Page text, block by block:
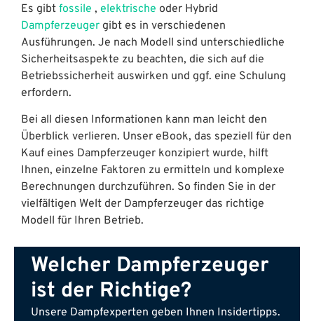
Es gibt fossile , elektrische oder Hybrid
Dampferzeuger gibt es in verschiedenen
Ausführungen. Je nach Modell sind unterschiedliche
Sicherheitsaspekte zu beachten, die sich auf die
Betriebssicherheit auswirken und ggf. eine Schulung
erfordern.
Bei all diesen Informationen kann man leicht den
Überblick verlieren. Unser eBook, das speziell für den
Kauf eines Dampferzeuger konzipiert wurde, hilft
Ihnen, einzelne Faktoren zu ermitteln und komplexe
Berechnungen durchzuführen. So finden Sie in der
vielfältigen Welt der Dampferzeuger das richtige
Modell für Ihren Betrieb.
Welcher Dampferzeuger
ist der Richtige?
Unsere Dampfexperten geben Ihnen Insidertipps.